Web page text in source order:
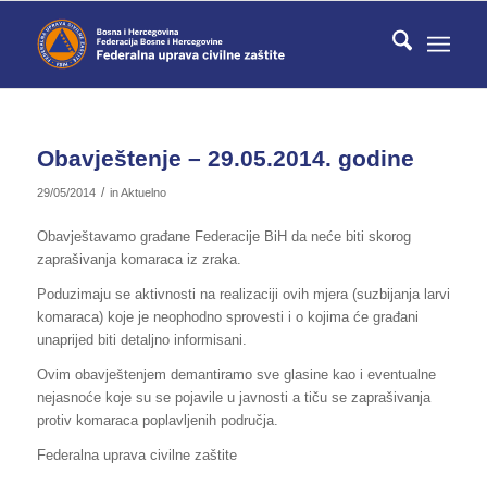
Obavještenje – 29.05.2014. godine
29/05/2014 / inAktuelno
Obavještavamo građane Federacije BiH da neće biti skorog
zaprašivanja komaraca iz zraka.
Poduzimaju se aktivnosti na realizaciji ovih mjera (suzbijanja larvi
komaraca) koje je neophodno sprovesti i o kojima će građani
unaprijed biti detaljno informisani.
Ovim obavještenjem demantiramo sve glasine kao i eventualne
nejasnoće koje su se pojavile u javnosti a tiču se zaprašivanja
protiv komaraca poplavljenih područja.
Federalna uprava civilne zaštite